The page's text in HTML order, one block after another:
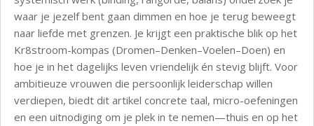
waar je jezelf bent gaan dimmen en hoe je terug beweegt
naar liefde met grenzen. Je krijgt een praktische blik op het
Kr8stroom-kompas (Dromen–Denken–Voelen–Doen) en
hoe je in het dagelijks leven vriendelijk én stevig blijft. Voor
ambitieuze vrouwen die persoonlijk leiderschap willen
verdiepen, biedt dit artikel concrete taal, micro-oefeningen
en een uitnodiging om je plek in te nemen—thuis en op het